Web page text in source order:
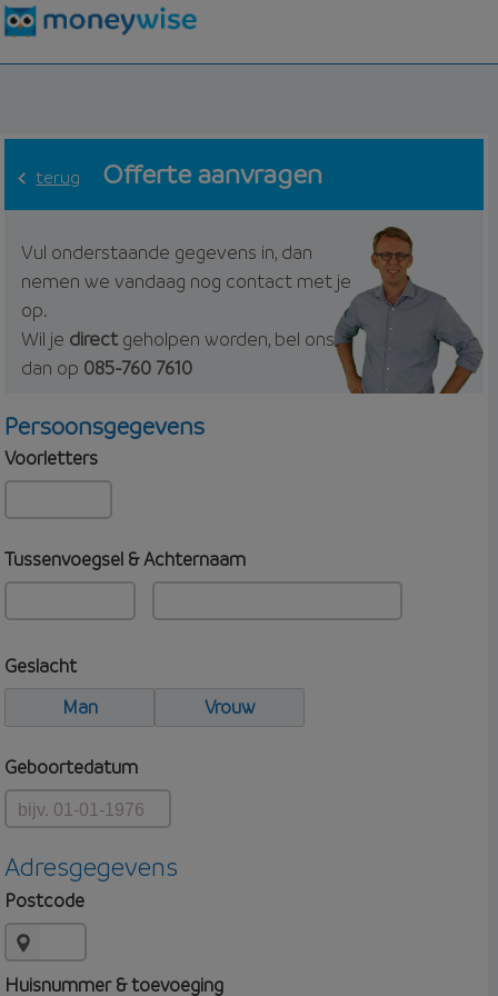
terug Offerte aanvragen
Vul onderstaande gegevens in, dan
nemen we vandaag nog contact met je
op.
Wil je directgeholpen worden, bel ons
dan op 085-760 7610
Persoonsgegevens
Voorletters
Tussenvoegsel & Achternaam
Geslacht
Man
Vrouw
Geboortedatum
Adresgegevens
Postcode
Huisnummer & toevoeging